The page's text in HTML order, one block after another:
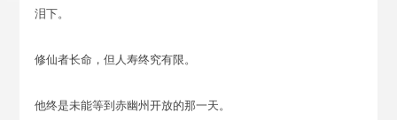
泪下。
修仙者长命，但人寿终究有限。
他终是未能等到赤幽州开放的那一天。